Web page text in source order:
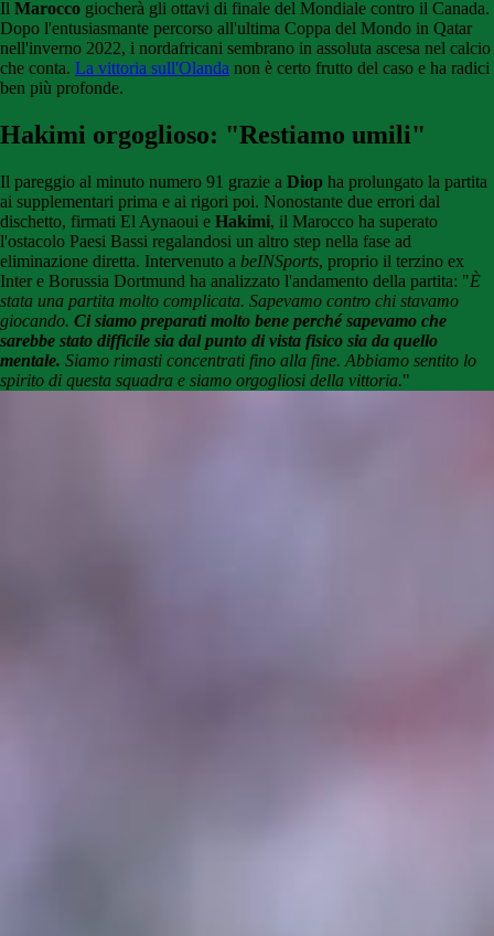
Il Marocco giocherà gli ottavi di finale del Mondiale contro il Canada.
Dopo l'entusiasmante percorso all'ultima Coppa del Mondo in Qatar
nell'inverno 2022, i nordafricani sembrano in assoluta ascesa nel calcio
che conta. La vittoria sull'Olanda non è certo frutto del caso e ha radici
ben più profonde.
Hakimi orgoglioso: "Restiamo umili"
Il pareggio al minuto numero 91 grazie a Diop ha prolungato la partita
ai supplementari prima e ai rigori poi. Nonostante due errori dal
dischetto, firmati El Aynaoui e Hakimi, il Marocco ha superato
l'ostacolo Paesi Bassi regalandosi un altro step nella fase ad
eliminazione diretta. Intervenuto a beINSports, proprio il terzino ex
Inter e Borussia Dortmund ha analizzato l'andamento della partita: "È
stata una partita molto complicata. Sapevamo contro chi stavamo
giocando. Ci siamo preparati molto bene perché sapevamo che
sarebbe stato difficile sia dal punto di vista fisico sia da quello
mentale. Siamo rimasti concentrati fino alla fine. Abbiamo sentito lo
spirito di questa squadra e siamo orgogliosi della vittoria."